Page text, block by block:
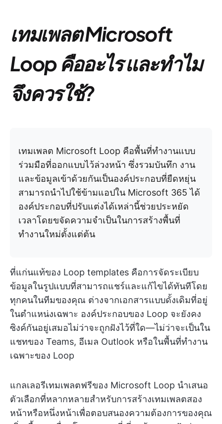
เทมเพลต Microsoft
Loop คืออะไร และทำไม
จึงควรใช้?
เทมเพลต Microsoft Loop คือพื้นที่ทำงานแบบ
ร่วมมือที่ออกแบบไว้ล่วงหน้า ซึ่งรวมบันทึก งาน
และข้อมูลเข้าด้วยกันเป็นองค์ประกอบที่ยืดหยุ่น
สามารถนำไปใช้ข้ามแอปใน Microsoft 365 ได้
องค์ประกอบที่ปรับแต่งได้เหล่านี้ช่วยประหยัด
เวลาโดยขจัดความจำเป็นในการสร้างพื้นที่
ทำงานใหม่ตั้งแต่ต้น
ที่แก่นแท้ของ Loop templates คือการจัดระเบียบ
ข้อมูลในรูปแบบที่สามารถแชร์และแก้ไขได้ทันทีโดย
ทุกคนในทีมของคุณ ต่างจากเอกสารแบบดั้งเดิมที่อยู่
ในตำแหน่งเฉพาะ องค์ประกอบของ Loop จะยังคง
ซิงค์กันอยู่เสมอไม่ว่าจะถูกฝังไว้ที่ใด—ไม่ว่าจะเป็นใน
แชทของ Teams, อีเมล Outlook หรือในพื้นที่ทำงาน
เฉพาะของ Loop
แกลเลอรีเทมเพลตฟรีของ Microsoft Loop นำเสนอ
ตัวเลือกที่หลากหลายสำหรับการสร้างเทมเพลตสอง
หน้าหรือหนึ่งหน้าเพื่อตอบสนองความต้องการของคุณ